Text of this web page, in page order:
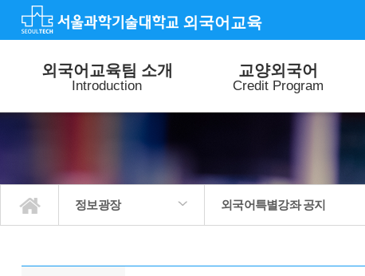
외국어교육
외국어교육팀 소개
Introduction
교양외국어
Credit Program
정보광장
외국어교육팀 소개
교양외국어
외국어 특별강좌
외국어 능력평가
특별활동
정보광장
외국어특별강좌 공지
교양외국어수업 공지
외국어특별강좌 공지
외국어능력평가 공지
외국어교육 공지
질문과답변
사진갤러리